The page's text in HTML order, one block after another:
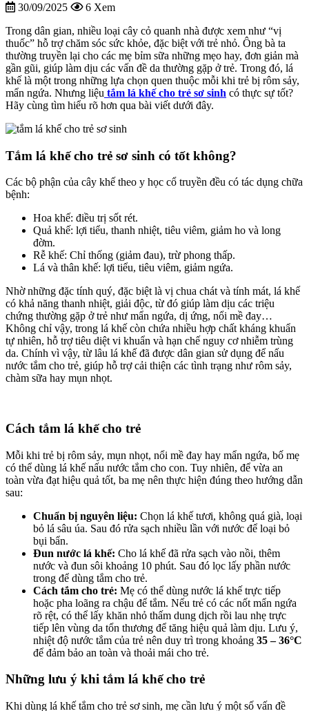
30/09/2025 6 Xem
Trong dân gian, nhiều loại cây cỏ quanh nhà được xem như “vị
thuốc” hỗ trợ chăm sóc sức khỏe, đặc biệt với trẻ nhỏ. Ông bà ta
thường truyền lại cho các mẹ bỉm sữa những mẹo hay, đơn giản mà
gần gũi, giúp làm dịu các vấn đề da thường gặp ở trẻ. Trong đó, lá
khế là một trong những lựa chọn quen thuộc mỗi khi trẻ bị rôm sảy,
mẩn ngứa. Nhưng liệu tắm lá khế cho trẻ sơ sinh có thực sự tốt?
Hãy cùng tìm hiểu rõ hơn qua bài viết dưới đây.
Tắm lá khế cho trẻ sơ sinh có tốt không?
Các bộ phận của cây khế theo y học cổ truyền đều có tác dụng chữa
bệnh:
Hoa khế: điều trị sốt rét.
Quả khế: lợi tiểu, thanh nhiệt, tiêu viêm, giảm ho và long
đờm.
Rễ khế: Chỉ thống (giảm đau), trừ phong thấp.
Lá và thân khế: lợi tiểu, tiêu viêm, giảm ngứa.
Nhờ những đặc tính quý, đặc biệt là vị chua chát và tính mát, lá khế
có khả năng thanh nhiệt, giải độc, từ đó giúp làm dịu các triệu
chứng thường gặp ở trẻ như mẩn ngứa, dị ứng, nổi mề đay…
Không chỉ vậy, trong lá khế còn chứa nhiều hợp chất kháng khuẩn
tự nhiên, hỗ trợ tiêu diệt vi khuẩn và hạn chế nguy cơ nhiễm trùng
da. Chính vì vậy, từ lâu lá khế đã được dân gian sử dụng để nấu
nước tắm cho trẻ, giúp hỗ trợ cải thiện các tình trạng như rôm sảy,
chàm sữa hay mụn nhọt.
Cách tắm lá khế cho trẻ
Mỗi khi trẻ bị rôm sảy, mụn nhọt, nổi mề đay hay mẩn ngứa, bố mẹ
có thể dùng lá khế nấu nước tắm cho con. Tuy nhiên, để vừa an
toàn vừa đạt hiệu quả tốt, ba mẹ nên thực hiện đúng theo hướng dẫn
sau:
Chuẩn bị nguyên liệu: Chọn lá khế tươi, không quá già, loại
bỏ lá sâu úa. Sau đó rửa sạch nhiều lần với nước để loại bỏ
bụi bẩn.
Đun nước lá khế: Cho lá khế đã rửa sạch vào nồi, thêm
nước và đun sôi khoảng 10 phút. Sau đó lọc lấy phần nước
trong để dùng tắm cho trẻ.
Cách tắm cho trẻ: Mẹ có thể dùng nước lá khế trực tiếp
hoặc pha loãng ra chậu để tắm. Nếu trẻ có các nốt mẩn ngứa
rõ rệt, có thể lấy khăn nhỏ thấm dung dịch rồi lau nhẹ trực
tiếp lên vùng da tổn thương để tăng hiệu quả làm dịu. Lưu ý,
nhiệt độ nước tắm của trẻ nên duy trì trong khoảng 35 – 36°C
để đảm bảo an toàn và thoải mái cho trẻ.
Những lưu ý khi tắm lá khế cho trẻ
Khi dùng lá khế tắm cho trẻ sơ sinh, mẹ cần lưu ý một số vấn đề